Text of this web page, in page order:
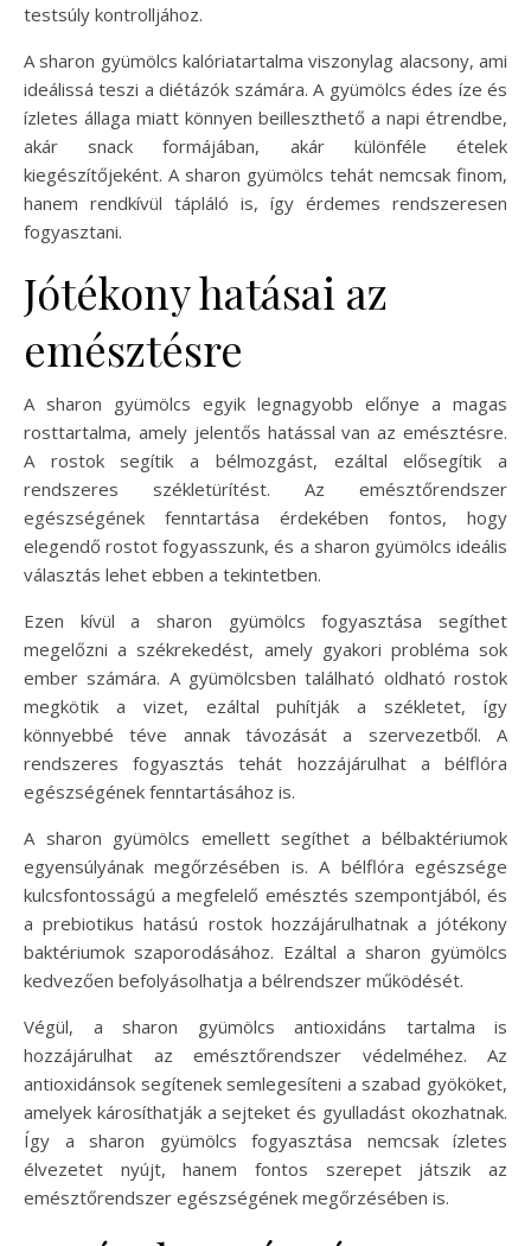
testsúly kontrolljához.
A sharon gyümölcs kalóriatartalma viszonylag alacsony, ami
ideálissá teszi a diétázók számára. A gyümölcs édes íze és
ízletes állaga miatt könnyen beilleszthető a napi étrendbe,
akár snack formájában, akár különféle ételek
kiegészítőjeként. A sharon gyümölcs tehát nemcsak finom,
hanem rendkívül tápláló is, így érdemes rendszeresen
fogyasztani.
Jótékony hatásai az
emésztésre
A sharon gyümölcs egyik legnagyobb előnye a magas
rosttartalma, amely jelentős hatással van az emésztésre.
A rostok segítik a bélmozgást, ezáltal elősegítik a
rendszeres székletürítést. Az emésztőrendszer
egészségének fenntartása érdekében fontos, hogy
elegendő rostot fogyasszunk, és a sharon gyümölcs ideális
választás lehet ebben a tekintetben.
Ezen kívül a sharon gyümölcs fogyasztása segíthet
megelőzni a székrekedést, amely gyakori probléma sok
ember számára. A gyümölcsben található oldható rostok
megkötik a vizet, ezáltal puhítják a székletet, így
könnyebbé téve annak távozását a szervezetből. A
rendszeres fogyasztás tehát hozzájárulhat a bélflóra
egészségének fenntartásához is.
A sharon gyümölcs emellett segíthet a bélbaktériumok
egyensúlyának megőrzésében is. A bélflóra egészsége
kulcsfontosságú a megfelelő emésztés szempontjából, és
a prebiotikus hatású rostok hozzájárulhatnak a jótékony
baktériumok szaporodásához. Ezáltal a sharon gyümölcs
kedvezően befolyásolhatja a bélrendszer működését.
Végül, a sharon gyümölcs antioxidáns tartalma is
hozzájárulhat az emésztőrendszer védelméhez. Az
antioxidánsok segítenek semlegesíteni a szabad gyököket,
amelyek károsíthatják a sejteket és gyulladást okozhatnak.
Így a sharon gyümölcs fogyasztása nemcsak ízletes
élvezetet nyújt, hanem fontos szerepet játszik az
emésztőrendszer egészségének megőrzésében is.